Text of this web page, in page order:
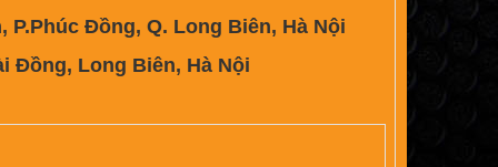
Đồng, Q. Long Biên, Hà Nội
Long Biên, Hà Nội